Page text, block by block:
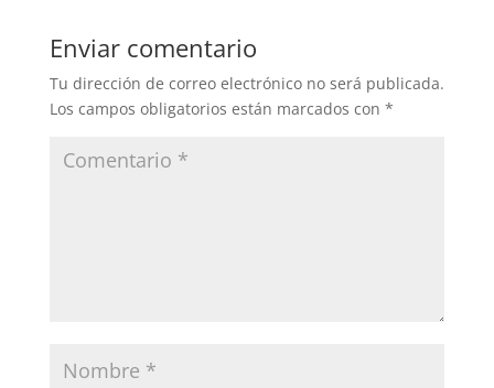
Enviar comentario
Tu dirección de correo electrónico no será publicada.
Los campos obligatorios están marcados con *